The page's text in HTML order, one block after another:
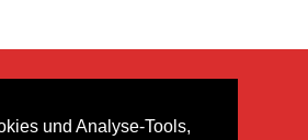
und Analyse-Tools,